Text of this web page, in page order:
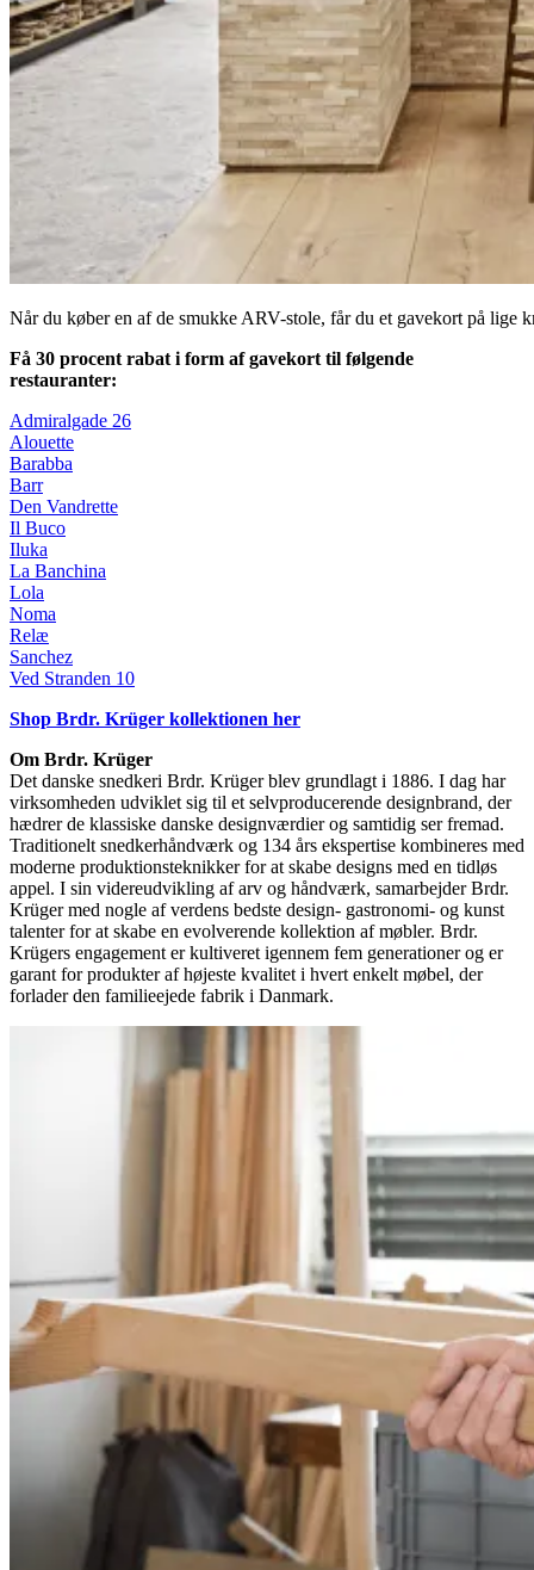
Når du køber en af de smukke ARV-stole, får du et gavekort på lige
Få 30 procent rabat i form af gavekort til følgende
restauranter:
Admiralgade 26
Alouette
Barabba
Barr
Den Vandrette
Il Buco
Iluka
La Banchina
Lola
Noma
Relæ
Sanchez
Ved Stranden 10
Shop Brdr. Krüger kollektionen her
Om Brdr. Krüger
Det danske snedkeri Brdr. Krüger blev grundlagt i 1886. I dag har
virksomheden udviklet sig til et selvproducerende designbrand, der
hædrer de klassiske danske designværdier og samtidig ser fremad.
Traditionelt snedkerhåndværk og 134 års ekspertise kombineres med
moderne produktionsteknikker for at skabe designs med en tidløs
appel. I sin videreudvikling af arv og håndværk, samarbejder Brdr.
Krüger med nogle af verdens bedste design- gastronomi- og kunst
talenter for at skabe en evolverende kollektion af møbler. Brdr.
Krügers engagement er kultiveret igennem fem generationer og er
garant for produkter af højeste kvalitet i hvert enkelt møbel, der
forlader den familieejede fabrik i Danmark.